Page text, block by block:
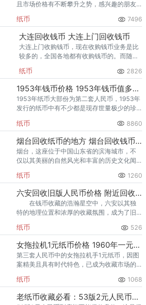
且市场价格有不断攀升之势，感兴趣的朋友
纸币 7496
大连回收钱币 大连上门回收钱币
大连上门收购钱币，现在收购钱币业务是比
较多的，全国各地都有收购钱币的。而随着
钱币了。那么大连上门收购钱币联系方式是
什么呢? 大连收购钱币的市场
纸币 2826
1953年钱币价格 1953年钱币值多少钱
1953年纸币大部份为第二套人民币，1953年
发行的纸币中有不少都是现存世量极少的珍
元等等，这些纸币都在市场的沉淀中损耗了
大部分的存量
纸币 8860
烟台回收纸币的地方 烟台回收钱币电话
烟台，这座位于中国山东省的滨海城市，不
仅以其美丽的自然风光和丰富的历史文化闻
地。山东烟台回收钱币旧纸币人民币，随着
收藏市场的不断升温，烟台的纸币
纸币 1260
六安回收旧版人民币价格 附近回收老纸币
在钱币收藏的浩瀚星空中，六安以其独
特的地理位置和浓厚的收藏氛围，成为了旧
来，“六安回收旧版人民币价格”不仅成为了藏
友们热议的话题，也映射出这
纸币 526
女拖拉机1元纸币价格 1960年一元最新价格
第三套人民币中的女拖拉机手1元纸币，因图
案精美且具有时代特色，已成为收藏市场的
等。目前普通版本市场价约50-300元，稀有
版本可达数千元，具体价
纸币 1068
老纸币收藏必看：53版2元人民币价格，真实市价参考